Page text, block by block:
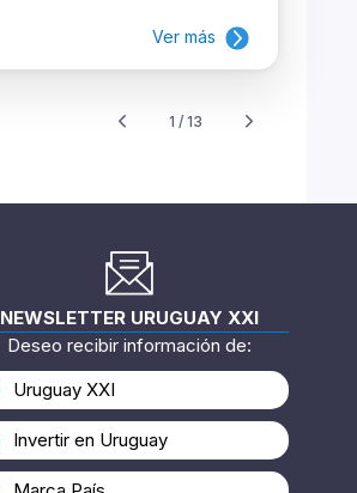
Ver más
1 / 13
NEWSLETTER URUGUAY XXI
Deseo recibir información de:
Uruguay XXI
Invertir en Uruguay